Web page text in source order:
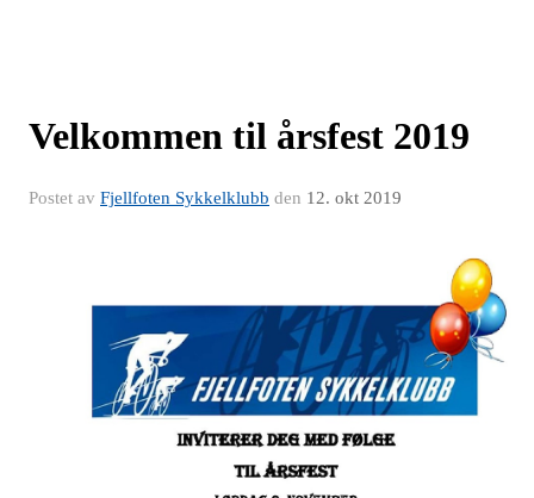
Velkommen til årsfest 2019
Postet av Fjellfoten Sykkelklubb den 12. okt 2019